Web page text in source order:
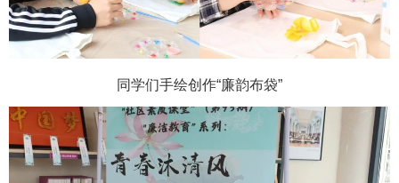
同学们手绘创作“廉韵布袋”